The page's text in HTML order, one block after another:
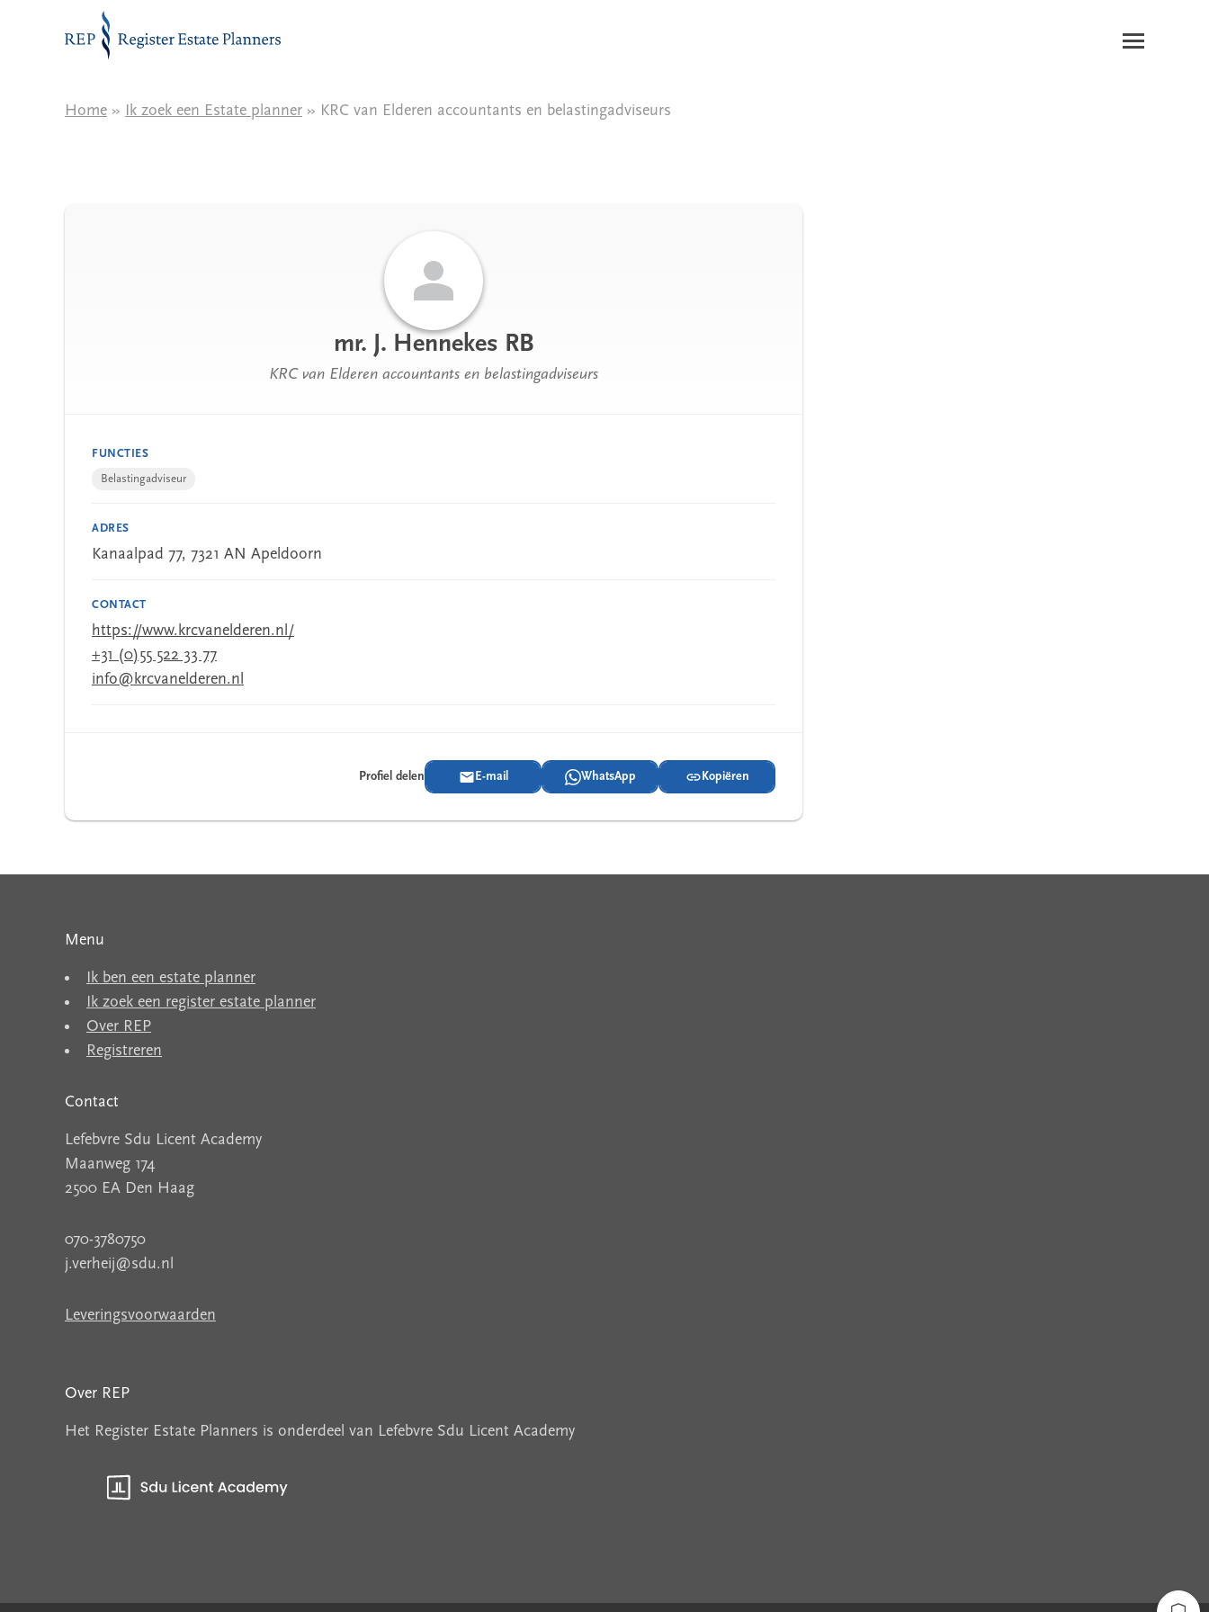
Naar de inhoud
Home » Ik zoek een Estate planner » KRC van Elderen accountants en belastingadviseurs
mr. J. Hennekes RB
KRC van Elderen accountants en belastingadviseurs
FUNCTIES
Belastingadviseur
ADRES
Kanaalpad 77, 7321 AN Apeldoorn
CONTACT
https://www.krcvanelderen.nl/
+31 (0)55 522 33 77
info@krcvanelderen.nl
Profiel delen E-mail WhatsApp Kopiëren
Menu
Ik ben een estate planner
Ik zoek een register estate planner
Over REP
Registreren
Contact
Lefebvre Sdu Licent Academy
Maanweg 174
2500 EA Den Haag
070-3780750
j.verheij@sdu.nl
Leveringsvoorwaarden
Over REP
Het Register Estate Planners is onderdeel van Lefebvre Sdu Licent Academy